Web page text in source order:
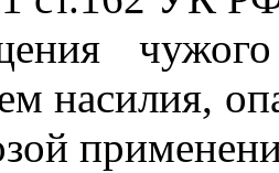
насилия,